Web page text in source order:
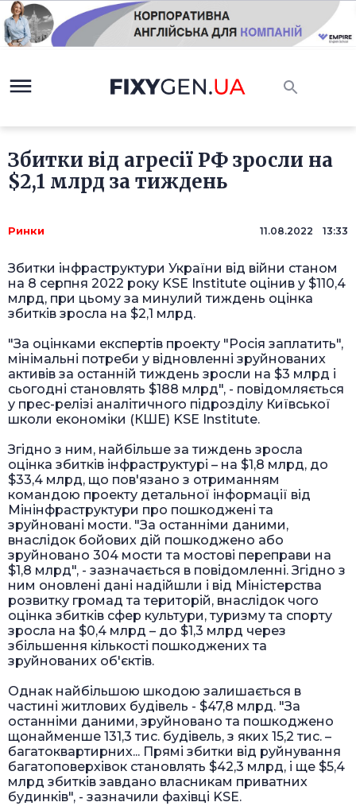
Збитки від агресії РФ зросли на
$2,1 млрд за тиждень
Ринки 11.08.2022 13:33
Збитки інфраструктури України від війни станом
на 8 серпня 2022 року KSE Institute оцінив у $110,4
млрд, при цьому за минулий тиждень оцінка
збитків зросла на $2,1 млрд.
"За оцінками експертів проекту "Росія заплатить",
мінімальні потреби у відновленні зруйнованих
активів за останній тиждень зросли на $3 млрд і
сьогодні становлять $188 млрд", - повідомляється
у прес-релізі аналітичного підрозділу Київської
школи економіки (КШЕ) KSE Institute.
Згідно з ним, найбільше за тиждень зросла
оцінка збитків інфраструктурі – на $1,8 млрд, до
$33,4 млрд, що пов'язано з отриманням
командою проекту детальної інформації від
Мінінфраструктури про пошкоджені та
зруйновані мости. "За останніми даними,
внаслідок бойових дій пошкоджено або
зруйновано 304 мости та мостові переправи на
$1,8 млрд", - зазначається в повідомленні. Згідно з
ним оновлені дані надійшли і від Міністерства
розвитку громад та територій, внаслідок чого
оцінка збитків сфер культури, туризму та спорту
зросла на $0,4 млрд – до $1,3 млрд через
збільшення кількості пошкоджених та
зруйнованих об'єктів.
Однак найбільшою шкодою залишається в
частині житлових будівель - $47,8 млрд. "За
останніми даними, зруйновано та пошкоджено
щонайменше 131,3 тис. будівель, з яких 15,2 тис. –
багатоквартирних... Прямі збитки від руйнування
багатоповерхівок становлять $42,3 млрд, і ще $5,4
млрд збитків завдано власникам приватних
будинків", - зазначили фахівці KSE.